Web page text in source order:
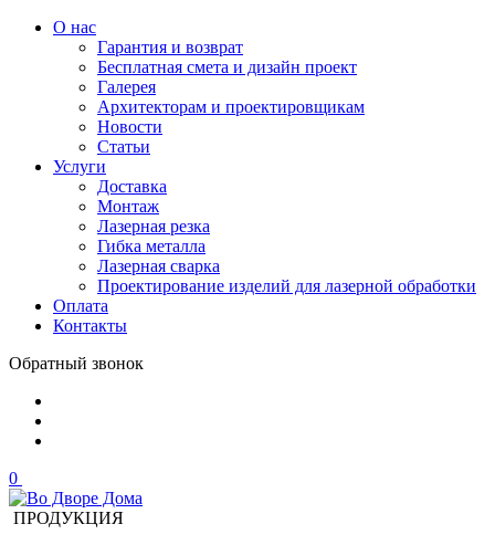
О нас
Гарантия и возврат
Бесплатная смета и дизайн проект
Галерея
Архитекторам и проектировщикам
Новости
Статьи
Услуги
Доставка
Монтаж
Лазерная резка
Гибка металла
Лазерная сварка
Проектирование изделий для лазерной обработки
Оплата
Контакты
Обратный звонок
0
ПРОДУКЦИЯ